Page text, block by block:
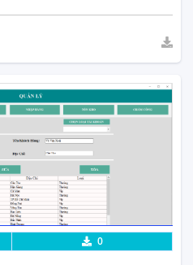
Xem Thực Tế
0